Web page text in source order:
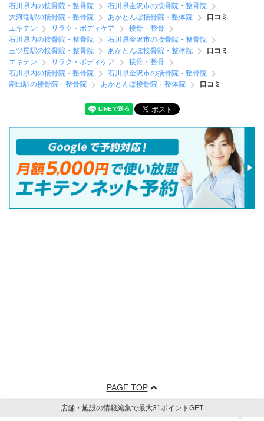
石川県内の接骨院・整骨院
石川県金沢市の接骨院・整骨院
大河端駅の接骨院・整骨院
あかとんぼ接骨院・整体院
口コミ
エキテン
リラク・ボディケア
接骨・整骨
石川県内の接骨院・整骨院
石川県金沢市の接骨院・整骨院
三ツ屋駅の接骨院・整骨院
あかとんぼ接骨院・整体院
口コミ
エキテン
リラク・ボディケア
接骨・整骨
石川県内の接骨院・整骨院
石川県金沢市の接骨院・整骨院
割出駅の接骨院・整骨院
あかとんぼ接骨院・整体院 口コミ
PAGE TOP
店舗・施設の情報編集で最大31ポイントGET